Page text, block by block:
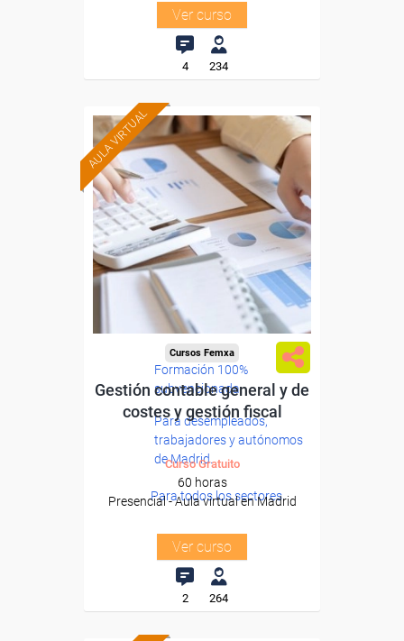
Ver curso
4 234
AULA VIRTUAL
Formación 100%
subvencionada.
Para desempleados,
trabajadores y autónomos
de Madrid.
Para todos los sectores.
Cursos Femxa
Gestión contable general y de
costes y gestión fiscal
Curso Gratuito
60 horas
Presencial - Aula virtual en Madrid
Ver curso
2 264